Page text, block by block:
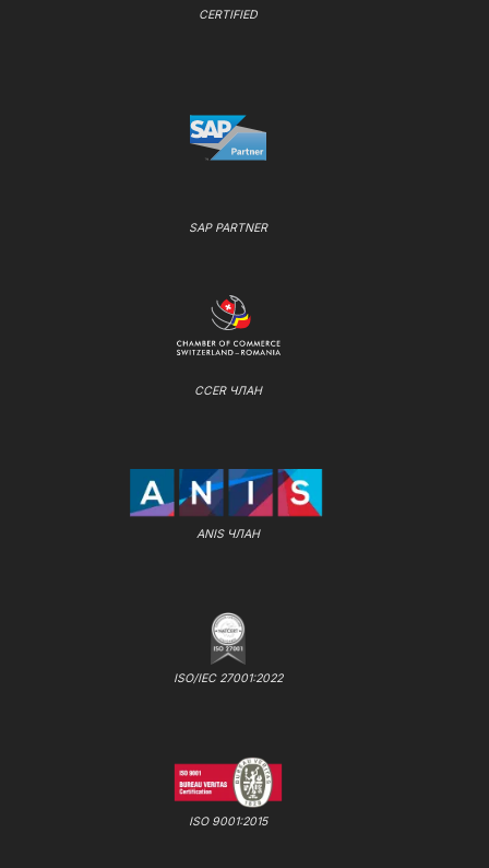
CERTIFIED
SAP PARTNER
CCER ЧЛАН
ANIS ЧЛАН
ISO/IEC 27001:2022
ISO 9001:2015